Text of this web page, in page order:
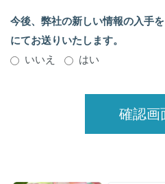
今後、弊社の新しい情報の入手
にてお送りいたします。
いいえ
はい
確認画